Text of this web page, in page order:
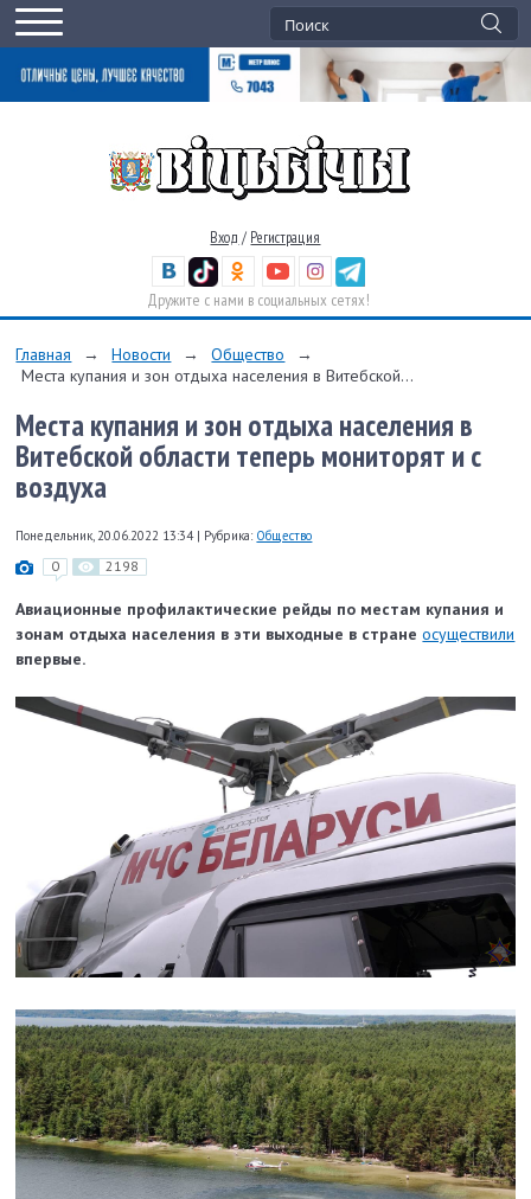
Вход / Регистрация
Дружите с нами в социальных сетях!
Главная → Новости → Общество
→
Места купания и зон отдыха населения в Витебской...
Места купания и зон отдыха населения в
Витебской области теперь мониторят и с
воздуха
Понедельник, 20.06.2022 13:34 | Рубрика: Общество
0 2198
Авиационные профилактические рейды по местам купания и
зонам отдыха населения в эти выходные в странеосуществили
впервые.